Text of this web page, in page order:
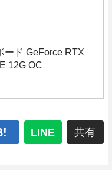
ード GeForce RTX
12G OC
LINE 共有